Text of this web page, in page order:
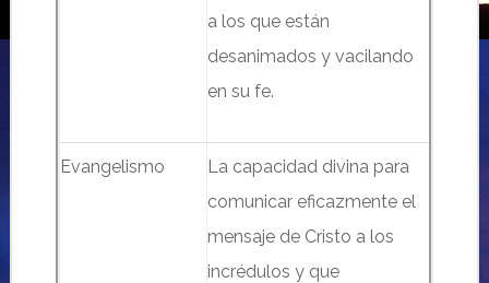
a los que están
desanimados y vacilando
en su fe.
Evangelismo
La capacidad divina para
comunicar eficazmente el
mensaje de Cristo a los
incrédulos y que